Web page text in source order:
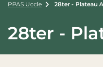
PPAS Uccle
28ter - Plateau
28ter -